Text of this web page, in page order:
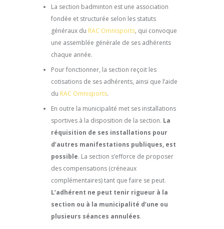
La section badminton est une association
fondée et structurée selon les statuts
généraux du RAC Omnisports, qui convoque
une assemblée générale de ses adhérents
chaque année.
Pour fonctionner, la section reçoit les
cotisations de ses adhérents, ainsi que l’aide
du RAC Omnisports.
En outre la municipalité met ses installations
sportives à la disposition de la section. La
réquisition de ses installations pour
d’autres manifestations publiques, est
possible. La section s’efforce de proposer
des compensations (créneaux
complémentaires) tant que faire se peut.
L’adhérent ne peut tenir rigueur à la
section ou à la municipalité d’une ou
plusieurs séances annulées.